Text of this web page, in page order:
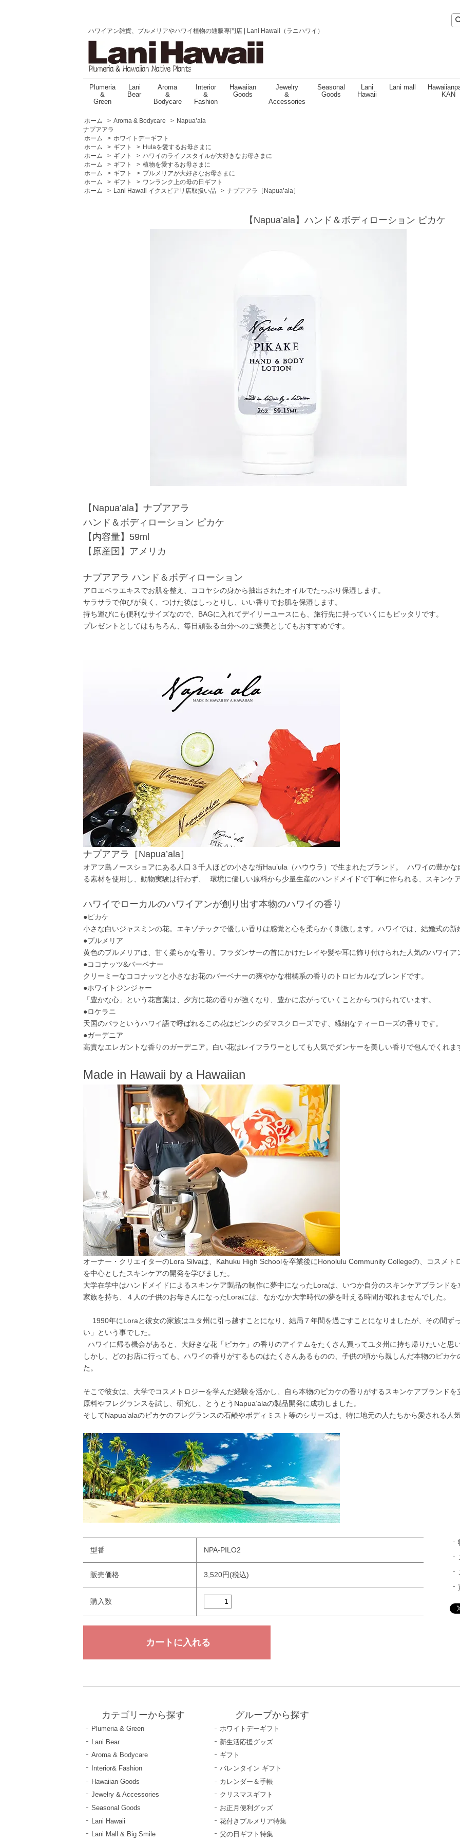
ハワイアン雑貨、プルメリアやハワイ植物の通販専門店 | Lani Hawaii（ラニハワイ）
Plumeria
&
Green
Lani
Bear
Aroma
&
Bodycare
Interior
&
Fashion
Hawaiian
Goods
Jewelry
&
Accessories
Seasonal
Goods
Lani
Hawaii
Lani mall
KAN
ホーム > Aroma & Bodycare > Napua’ala
ナプアアラ
ホーム
> ホワイトデーギフト
ホーム
> ギフト > Hulaを愛するお母さまに
ホーム
> ギフト > ハワイのライフスタイルが大好きなお母さまに
ホーム
> ギフト > 植物を愛するお母さまに
ホーム
> ギフト > プルメリアが大好きなお母さまに
ホーム
> ギフト > ワンランク上の母の日ギフト
ホーム
> Lani Hawaii イクスピアリ店取扱い品 > ナプアアラ［Napua’ala］
【Napua’ala】ハンド＆ボディローション ピカケ
【Napua’ala】ナプアアラ
ハンド＆ボディローション ピカケ
【内容量】59ml
【原産国】アメリカ
ナプアアラ ハンド＆ボディローション
アロエベラエキスでお肌を整え、ココヤシの身から抽出されたオイルでたっぷり保湿します。
サラサラで伸びが良く、つけた後はしっとりし、いい香りでお肌を保湿します。
持ち運びにも便利なサイズなので、BAGに入れてデイリーユースにも、旅行先に持っていくにもピッタリです。
プレゼントとしてはもちろん、毎日頑張る自分へのご褒美としてもおすすめです。
ナプアアラ［Napua’ala］
オアフ島ノースショアにある人口３千人ほどの小さな街Hau’ula（ハウウラ）で生まれたブランド。 ハワイの豊か
る素材を使用し、動物実験は行わず、 環境に優しい原料から少量生産のハンドメイドで丁寧に作られる、スキンケ
ハワイでローカルのハワイアンが創り出す本物のハワイの香り
●ピカケ
小さな白いジャスミンの花。エキゾチックで優しい香りは感覚と心を柔らかく刺激します。ハワイでは、結婚式の新
●プルメリア
黄色のプルメリアは、甘く柔らかな香り。フラダンサーの首にかけたレイや髪や耳に飾り付けられた人気のハワイア
●ココナッツ&バーベナー
クリーミーなココナッツと小さなお花のバーベナーの爽やかな柑橘系の香りのトロピカルなブレンドです。
●ホワイトジンジャー
「豊かな心」という花言葉は、夕方に花の香りが強くなり、豊かに広がっていくことからつけられています。
●ロケラニ
天国のバラというハワイ語で呼ばれるこの花はピンクのダマスクローズです、繊細なティーローズの香りです。
●ガーデニア
高貴なエレガントな香りのガーデニア。白い花はレイフラワーとしても人気でダンサーを美しい香りで包んでくれま
Made in Hawaii by a Hawaiian
オーナー・クリエイターのLora Silvaは、Kahuku High Schoolを卒業後にHonolulu Community Collegeの、コスメト
を中心としたスキンケアの開発を学びました。
大学在学中はハンドメイドによるスキンケア製品の制作に夢中になったLoraは、いつか自分のスキンケアブランド
家族を持ち、４人の子供のお母さんになったLoraには、なかなか大学時代の夢を叶える時間が取れませんでした。
1990年にLoraと彼女の家族はユタ州に引っ越すことになり、結局７年間を過ごすことになりましたが、その間ず
い」という事でした。
ハワイに帰る機会があると、大好きな花「ピカケ」の香りのアイテムをたくさん買ってユタ州に持ち帰りたいと思
しかし、どのお店に行っても、ハワイの香りがするものはたくさんあるものの、子供の頃から親しんだ本物のピカ
た。
そこで彼女は、大学でコスメトロジーを学んだ経験を活かし、自ら本物のピカケの香りがするスキンケアブランド
原料やフレグランスを試し、研究し、とうとうNapua’alaの製品開発に成功しました。
そしてNapua’alaのピカケのフレグランスの石鹸やボディミスト等のシリーズは、特に地元の人たちから愛される人
型番 NPA-PILO2
販売価格 3,520円(税込)
購入数
カテゴリーから探す
Plumeria & Green
Lani Bear
Aroma & Bodycare
Interior& Fashion
Hawaiian Goods
Jewelry & Accessories
Seasonal Goods
Lani Hawaii
Lani Mall & Big Smile
グループから探す
ホワイトデーギフト
新生活応援グッズ
ギフト
バレンタイン ギフト
カレンダー＆手帳
クリスマスギフト
お正月便利グッズ
花付きプルメリア特集
父の日ギフト特集